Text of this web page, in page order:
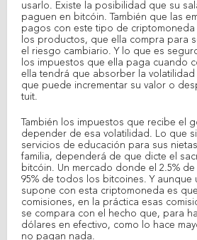
usarlo. Existe la posibilidad que su
paguen en bitcóin. También que las
pagos con este tipo de
los productos, que ella compra para
el riesgo cambiario. Y lo que es
los impuestos que ella paga cuando
ella tendrá que absorber la
que puede incrementar su valor o
tuit.
También los impuestos que recibe el
depender de esa volatilidad. Lo que
servicios de educación para sus
familia, dependerá de que dicte el
bitcóin. Un mercado donde el 2.5%
95% de todos los bitcoines. Y aunque
supone con esta criptomoneda es
comisiones, en la práctica esas
se compara con el hecho que, para
dólares en efectivo, como lo hace
no pagan nada.